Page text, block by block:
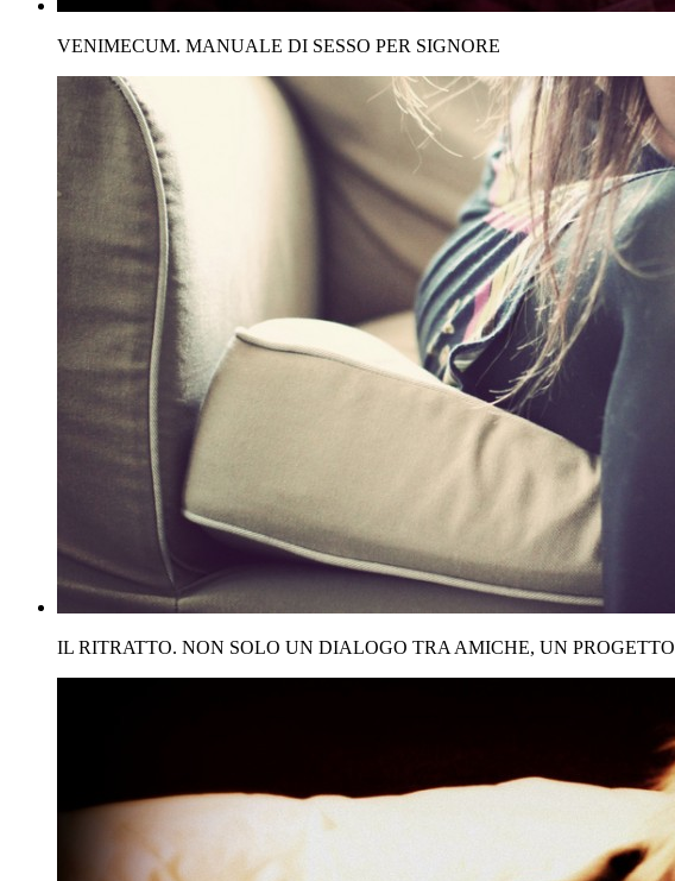
VENIMECUM. MANUALE DI SESSO PER SIGNORE
IL RITRATTO. NON SOLO UN DIALOGO TRA AMICHE, UN PROGETTO